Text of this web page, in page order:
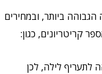
ביותר, ובמחירים
קריטריונים, כגון:
לתעריף לילה, לכן